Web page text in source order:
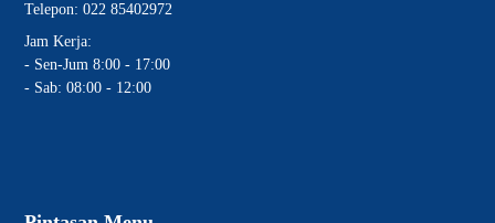
Telepon: 022 85402972
Jam Kerja:
- Sen-Jum 8:00 - 17:00
- Sab: 08:00 - 12:00